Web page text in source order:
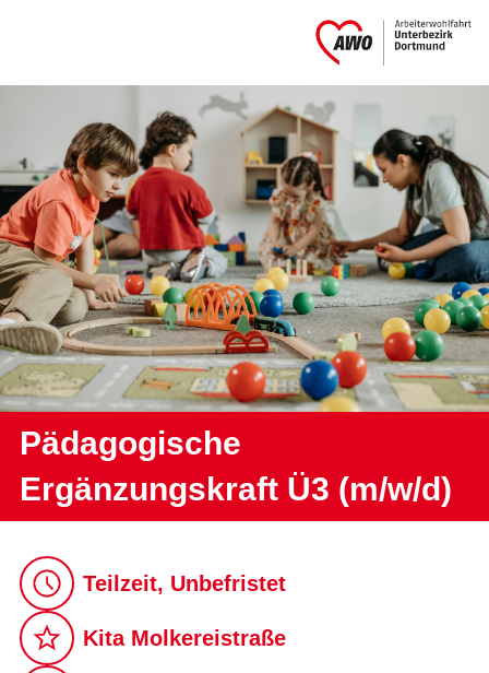
Pädagogische
Ergänzungskraft Ü3 (m/w/d)
Teilzeit, Unbefristet
Kita Molkereistraße